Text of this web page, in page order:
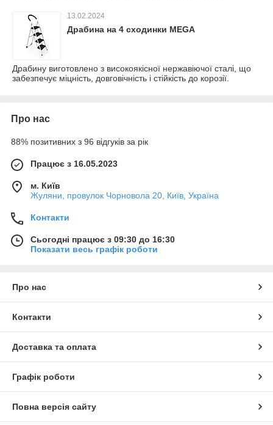
13.02.2024
Драбина на 4 сходинки MEGA
Драбину виготовлено з високоякісної нержавіючої сталі, що
забезпечує міцність, довговічність і стійкість до корозії.
Про нас
88% позитивних з 96 відгуків за рік
Працює з 16.05.2023
м. Київ
Жуляни, провулок Чорновола 20, Київ, Україна
Контакти
Сьогодні працює з 09:30 до 16:30
Показати весь графік роботи
Про нас
Контакти
Доставка та оплата
Графік роботи
Повна версія сайту